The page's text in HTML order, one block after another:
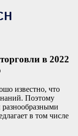
в 2022
известно, что
Поэтому
в том числе